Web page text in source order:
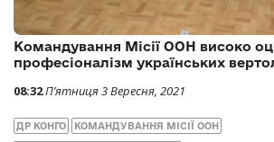
Командування Місії ООН високо
професіоналізм українських
08:32П’ятниця 3 Вересня, 2021
ДР КОНГО КОМАНДУВАННЯ МІСІЇ ООН